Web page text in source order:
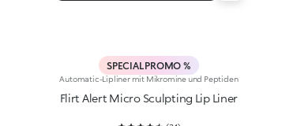
SPECIAL PROMO %
Automatic-Lipliner mit Mikromine und Peptiden
Flirt Alert Micro Sculpting Lip Liner